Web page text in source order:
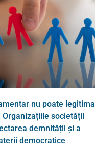
nu poate legitima
societății
demnității și a
democratice